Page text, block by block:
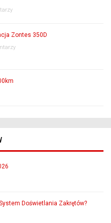
Zontes 350D
Doświetlania Zakrętów?